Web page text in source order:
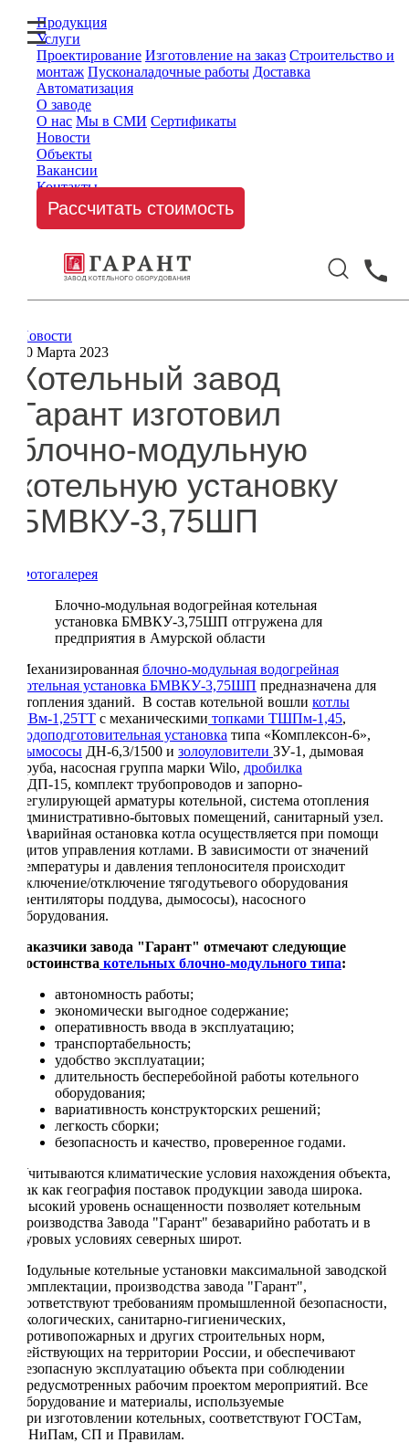
Продукция
Услуги
Проектирование Изготовление на заказ Строительство и
монтаж Пусконаладочные работы Доставка
Автоматизация
О заводе
О нас Мы в СМИ Сертификаты
Новости
Объекты
Вакансии
Контакты
Рассчитать стоимость
Новости
10 Марта 2023
Котельный завод
Гарант изготовил
блочно-модульную
котельную установку
БМВКУ-3,75ШП
Фотогалерея
Блочно-модульная водогрейная котельная
установка БМВКУ-3,75ШП отгружена для
предприятия в Амурской области
Механизированная блочно-модульная водогрейная
котельная установка БМВКУ-3,75ШП предназначена для
отопления зданий. В состав котельной вошли котлы
КВм-1,25ТТ с механическими топками ТШПм-1,45,
водоподготовительная установка типа «Комплексон-6»,
дымососы ДН-6,3/1500 и золоуловители ЗУ-1, дымовая
труба, насосная группа марки Wilo, дробилка
ВДП-15, комплект трубопроводов и запорно-
регулирующей арматуры котельной, система отопления
административно-бытовых помещений, санитарный узел.
Аварийная остановка котла осуществляется при помощи
щитов управления котлами. В зависимости от значений
температуры и давления теплоносителя происходит
включение/отключение тягодутьевого оборудования
(вентиляторы поддува, дымососы), насосного
оборудования.
Заказчики завода "Гарант" отмечают следующие
достоинства котельных блочно-модульного типа:
автономность работы;
экономически выгодное содержание;
оперативность ввода в эксплуатацию;
транспортабельность;
удобство эксплуатации;
длительность бесперебойной работы котельного
оборудования;
вариативность конструкторских решений;
легкость сборки;
безопасность и качество, проверенное годами.
Учитываются климатические условия нахождения объекта,
так как география поставок продукции завода широка.
Высокий уровень оснащенности позволяет котельным
производства Завода "Гарант" безаварийно работать и в
суровых условиях северных широт.
Модульные котельные установки максимальной заводской
комплектации, производства завода "Гарант",
соответствуют требованиям промышленной безопасности,
экологических, санитарно-гигиенических,
противопожарных и других строительных норм,
действующих на территории России, и обеспечивают
безопасную эксплуатацию объекта при соблюдении
предусмотренных рабочим проектом мероприятий. Все
оборудование и материалы, используемые
при изготовлении котельных, соответствуют ГОСТам,
СНиПам, СП и Правилам.